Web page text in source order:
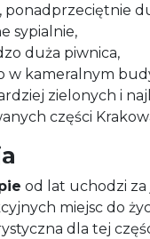
sypialnie,
duża piwnica,
w kameralnym
zielonych i
części
od lat uchodzi za
miejsc do
dla tej